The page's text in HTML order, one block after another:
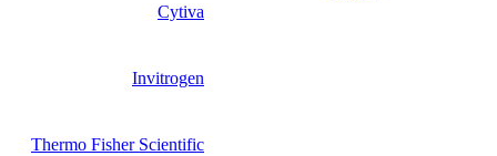
Cytiva
Invitrogen
Thermo Fisher Scientific